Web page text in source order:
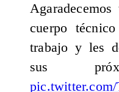
cuerpo
trabajo y les
sus